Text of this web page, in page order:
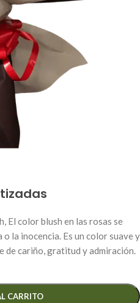
El color blush en las rosas se
la inocencia. Es un color suave y
de cariño, gratitud y admiración.
CARRITO